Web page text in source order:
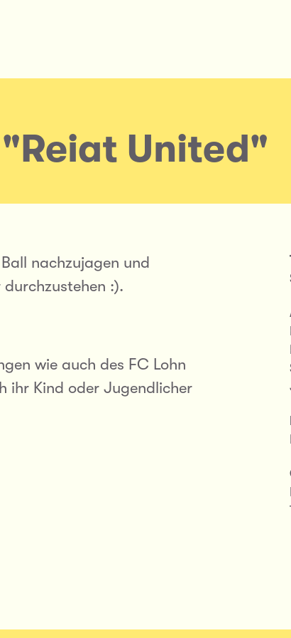
United"
nachzujagen und
:).
wie auch des FC Lohn
ihr Kind oder Jugendlicher